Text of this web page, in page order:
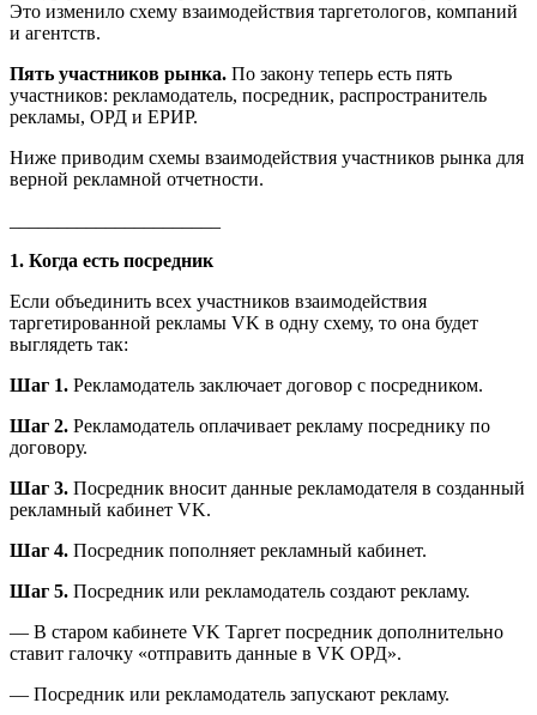
Это изменило схему взаимодействия таргетологов, компаний
и агентств.
Пять участников рынка. По закону теперь есть пять
участников: рекламодатель, посредник, распространитель
рекламы, ОРД и ЕРИР.
Ниже приводим схемы взаимодействия участников рынка для
верной рекламной отчетности.
1. Когда есть посредник
Если объединить всех участников взаимодействия
таргетированной рекламы VK в одну схему, то она будет
выглядеть так:
Шаг 1. Рекламодатель заключает договор с посредником.
Шаг 2. Рекламодатель оплачивает рекламу посреднику по
договору.
Шаг 3. Посредник вносит данные рекламодателя в созданный
рекламный кабинет VK.
Шаг 4. Посредник пополняет рекламный кабинет.
Шаг 5. Посредник или рекламодатель создают рекламу.
— В старом кабинете VK Таргет посредник дополнительно
ставит галочку «отправить данные в VK ОРД».
— Посредник или рекламодатель запускают рекламу.